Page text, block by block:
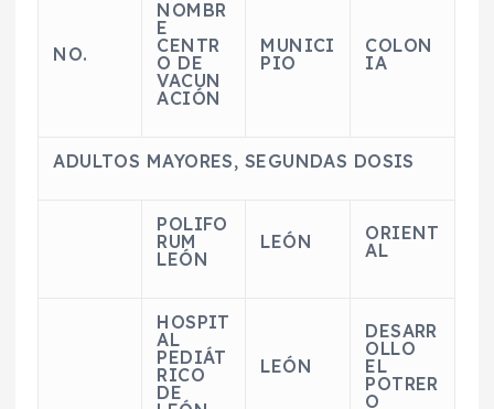
NO.
NOMBR
E
CENTR
O DE
VACUN
ACIÓN
MUNICI
PIO
COLON
IA
ADULTOS MAYORES, SEGUNDAS DOSIS
POLIFO
RUM
LEÓN
LEÓN
ORIENT
AL
HOSPIT
AL
PEDIÁT
RICO
DE
LEÓN
DESARR
OLLO
EL
POTRER
O